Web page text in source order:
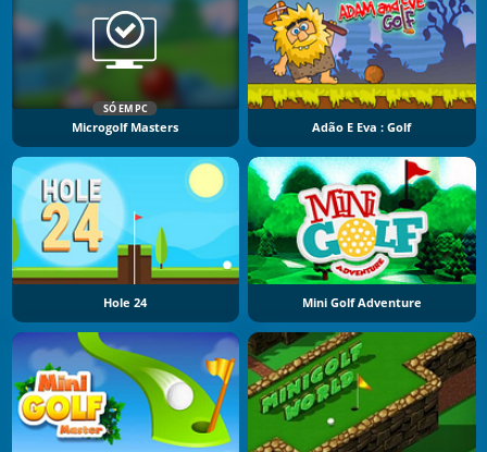
SÓ EM PC
Microgolf Masters Adão E Eva : Golf
Hole 24 Mini Golf Adventure